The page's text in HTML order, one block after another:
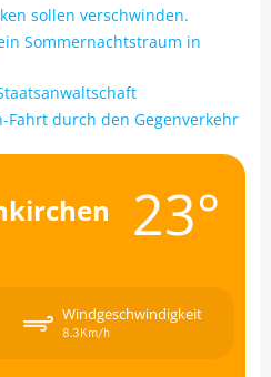
sollen verschwinden.
Sommernachtstraum in
Fahrt durch den Gegenverkehr
23°
Windgeschwindigkeit
8.3Km/h